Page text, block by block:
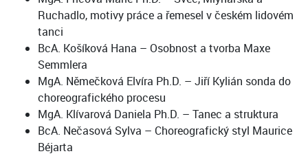
Ruchadlo, motivy práce a řemesel v českém lidovém
tanci
BcA. Košíková Hana – Osobnost a tvorba Maxe
Semmlera
MgA. Němečková Elvíra Ph.D. – Jiří Kylián sonda do
choreografického procesu
MgA. Klívarová Daniela Ph.D. – Tanec a struktura
BcA. Nečasová Sylva – Choreografický styl Maurice
Béjarta